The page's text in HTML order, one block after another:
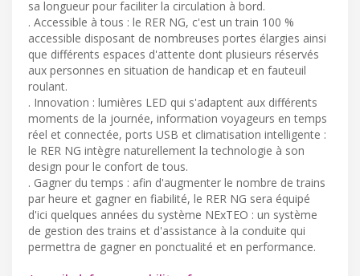
sa longueur pour faciliter la circulation à bord.
. Accessible à tous : le RER NG, c'est un train 100 %
accessible disposant de nombreuses portes élargies ainsi
que différents espaces d'attente dont plusieurs réservés
aux personnes en situation de handicap et en fauteuil
roulant.
. Innovation : lumières LED qui s'adaptent aux différents
moments de la journée, information voyageurs en temps
réel et connectée, ports USB et climatisation intelligente :
le RER NG intègre naturellement la technologie à son
design pour le confort de tous.
. Gagner du temps : afin d'augmenter le nombre de trains
par heure et gagner en fiabilité, le RER NG sera équipé
d'ici quelques années du système NExTEO : un système
de gestion des trains et d'assistance à la conduite qui
permettra de gagner en ponctualité et en performance.